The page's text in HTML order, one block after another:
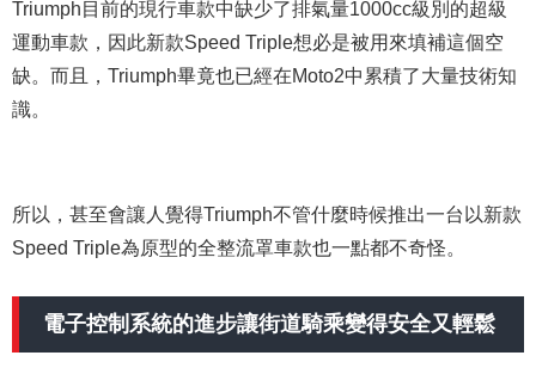
Triumph目前的現行車款中缺少了排氣量1000cc級別的超級
運動車款，因此新款Speed Triple想必是被用來填補這個空
缺。而且，Triumph畢竟也已經在Moto2中累積了大量技術知
識。
所以，甚至會讓人覺得Triumph不管什麼時候推出一台以新款
Speed Triple為原型的全整流罩車款也一點都不奇怪。
電子控制系統的進步讓街道騎乘變得安全又輕鬆